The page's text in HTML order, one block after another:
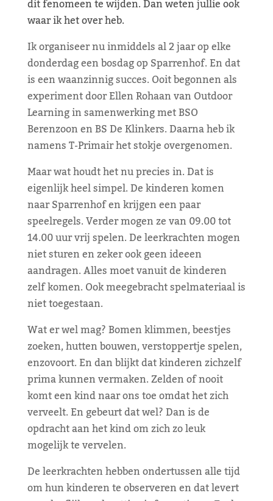
dit fenomeen te wijden. Dan weten jullie ook
waar ik het over heb.
Ik organiseer nu inmiddels al 2 jaar op elke
donderdag een bosdag op Sparrenhof. En dat
is een waanzinnig succes. Ooit begonnen als
experiment door Ellen Rohaan van Outdoor
Learning in samenwerking met BSO
Berenzoon en BS De Klinkers. Daarna heb ik
namens T-Primair het stokje overgenomen.
Maar wat houdt het nu precies in. Dat is
eigenlijk heel simpel. De kinderen komen
naar Sparrenhof en krijgen een paar
speelregels. Verder mogen ze van 09.00 tot
14.00 uur vrij spelen. De leerkrachten mogen
niet sturen en zeker ook geen ideeen
aandragen. Alles moet vanuit de kinderen
zelf komen. Ook meegebracht spelmateriaal is
niet toegestaan.
Wat er wel mag? Bomen klimmen, beestjes
zoeken, hutten bouwen, verstoppertje spelen,
enzovoort. En dan blijkt dat kinderen zichzelf
prima kunnen vermaken. Zelden of nooit
komt een kind naar ons toe omdat het zich
verveelt. En gebeurt dat wel? Dan is de
opdracht aan het kind om zich zo leuk
mogelijk te vervelen.
De leerkrachten hebben ondertussen alle tijd
om hun kinderen te observeren en dat levert